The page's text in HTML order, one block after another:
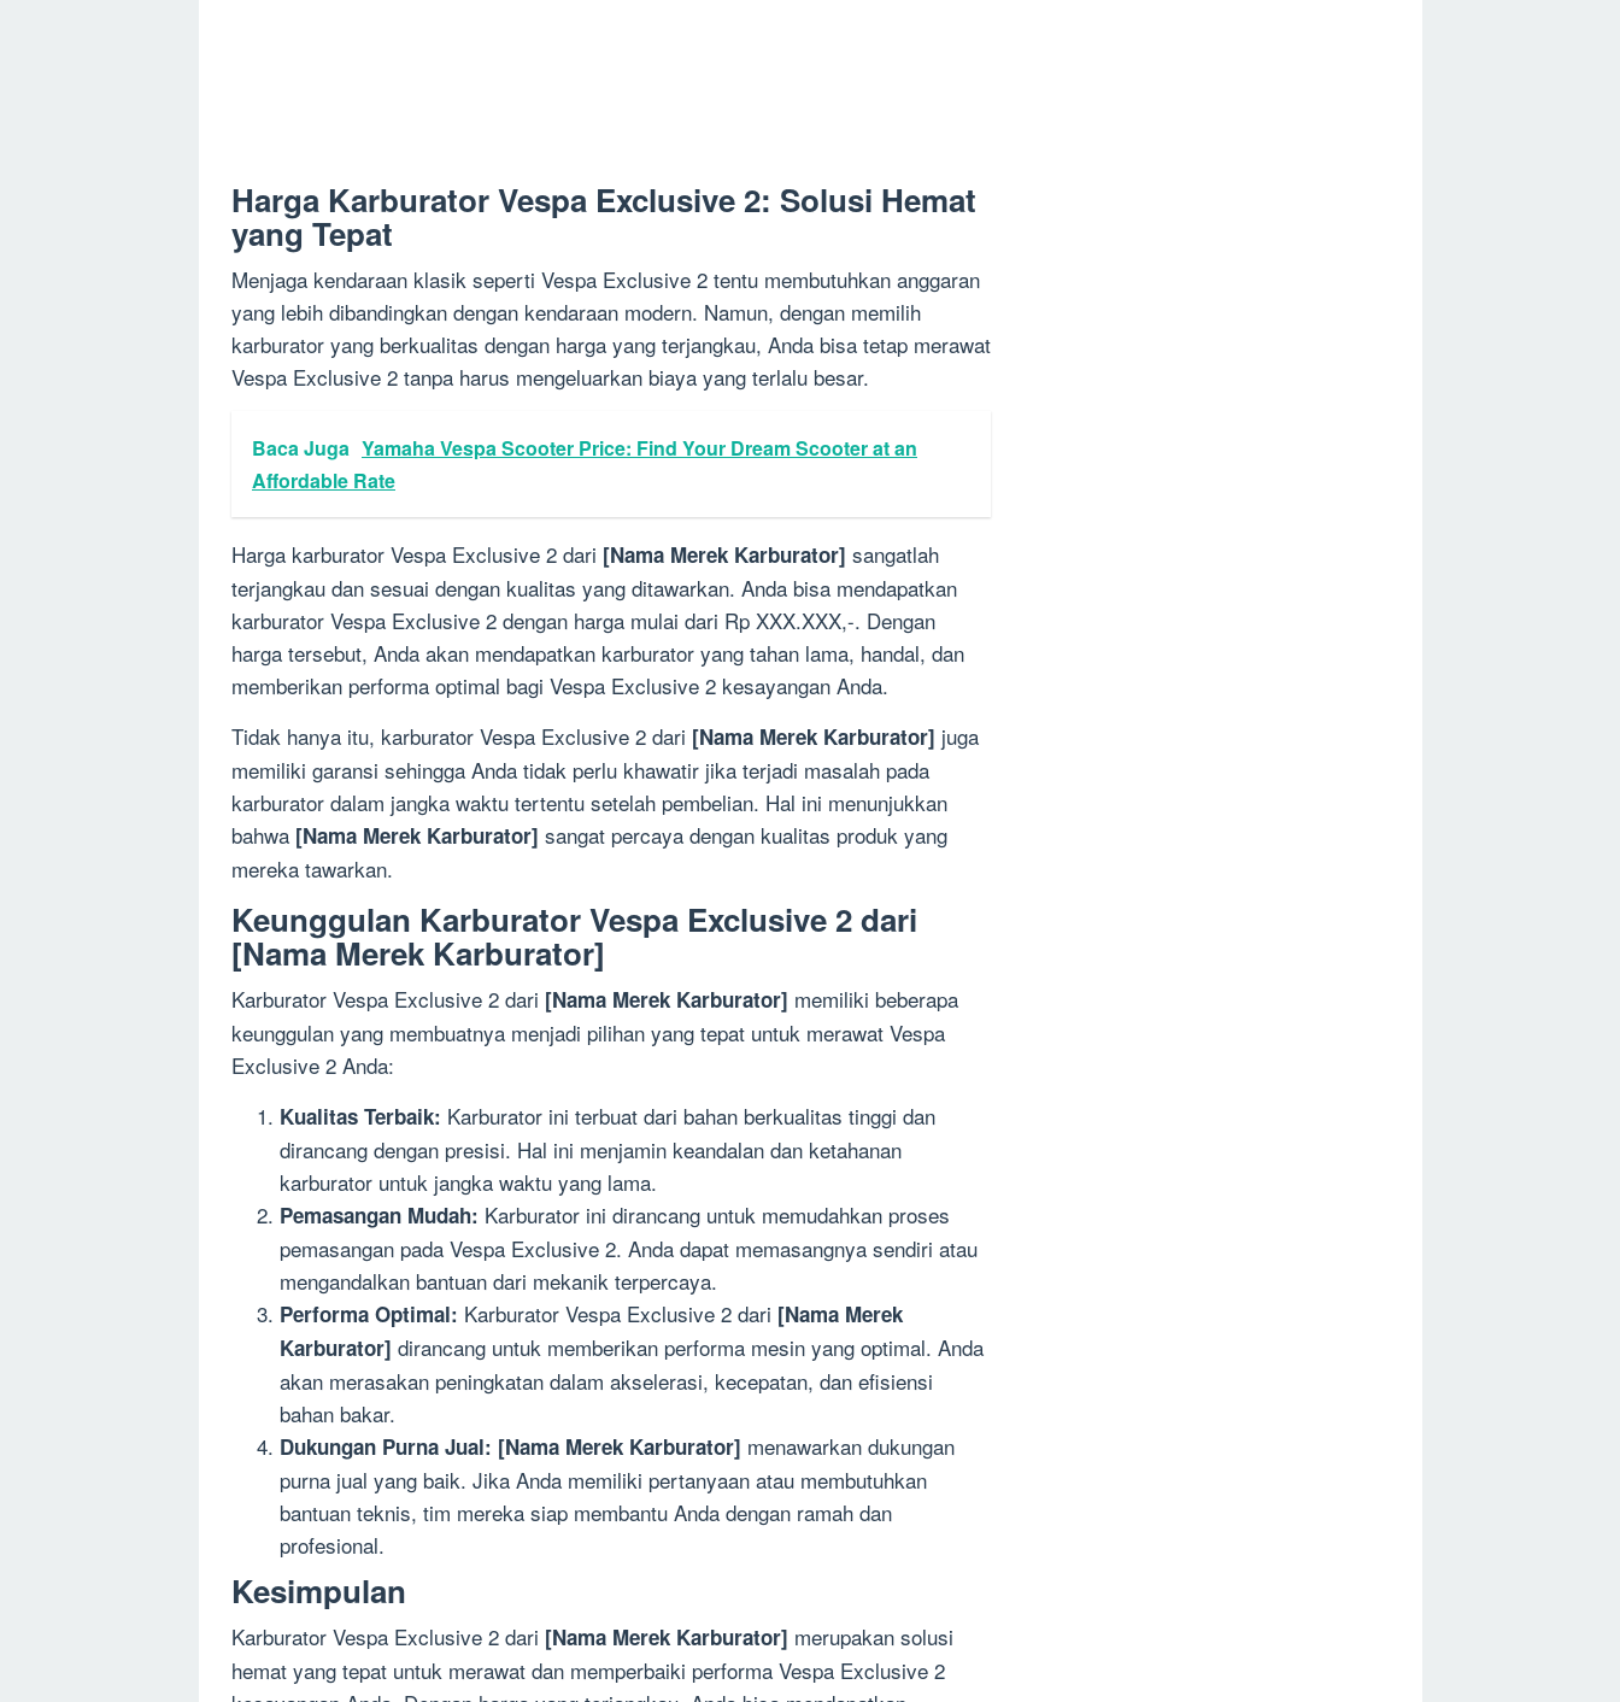
Harga Karburator Vespa Exclusive 2: Solusi Hemat
yang Tepat
Menjaga kendaraan klasik seperti Vespa Exclusive 2 tentu membutuhkan anggaran
yang lebih dibandingkan dengan kendaraan modern. Namun, dengan memilih
karburator yang berkualitas dengan harga yang terjangkau, Anda bisa tetap merawat
Vespa Exclusive 2 tanpa harus mengeluarkan biaya yang terlalu besar.
Baca Juga Yamaha Vespa Scooter Price: Find Your Dream Scooter at an
Affordable Rate
Harga karburator Vespa Exclusive 2 dari [Nama Merek Karburator] sangatlah
terjangkau dan sesuai dengan kualitas yang ditawarkan. Anda bisa mendapatkan
karburator Vespa Exclusive 2 dengan harga mulai dari Rp XXX.XXX,-. Dengan
harga tersebut, Anda akan mendapatkan karburator yang tahan lama, handal, dan
memberikan performa optimal bagi Vespa Exclusive 2 kesayangan Anda.
Tidak hanya itu, karburator Vespa Exclusive 2 dari [Nama Merek Karburator] juga
memiliki garansi sehingga Anda tidak perlu khawatir jika terjadi masalah pada
karburator dalam jangka waktu tertentu setelah pembelian. Hal ini menunjukkan
bahwa [Nama Merek Karburator] sangat percaya dengan kualitas produk yang
mereka tawarkan.
Keunggulan Karburator Vespa Exclusive 2 dari
[Nama Merek Karburator]
Karburator Vespa Exclusive 2 dari [Nama Merek Karburator] memiliki beberapa
keunggulan yang membuatnya menjadi pilihan yang tepat untuk merawat Vespa
Exclusive 2 Anda:
Kualitas Terbaik: Karburator ini terbuat dari bahan berkualitas tinggi dan
dirancang dengan presisi. Hal ini menjamin keandalan dan ketahanan
karburator untuk jangka waktu yang lama.
Pemasangan Mudah: Karburator ini dirancang untuk memudahkan proses
pemasangan pada Vespa Exclusive 2. Anda dapat memasangnya sendiri atau
mengandalkan bantuan dari mekanik terpercaya.
Performa Optimal: Karburator Vespa Exclusive 2 dari [Nama Merek
Karburator] dirancang untuk memberikan performa mesin yang optimal. Anda
akan merasakan peningkatan dalam akselerasi, kecepatan, dan efisiensi
bahan bakar.
Dukungan Purna Jual: [Nama Merek Karburator] menawarkan dukungan
purna jual yang baik. Jika Anda memiliki pertanyaan atau membutuhkan
bantuan teknis, tim mereka siap membantu Anda dengan ramah dan
profesional.
Kesimpulan
Karburator Vespa Exclusive 2 dari [Nama Merek Karburator] merupakan solusi
hemat yang tepat untuk merawat dan memperbaiki performa Vespa Exclusive 2